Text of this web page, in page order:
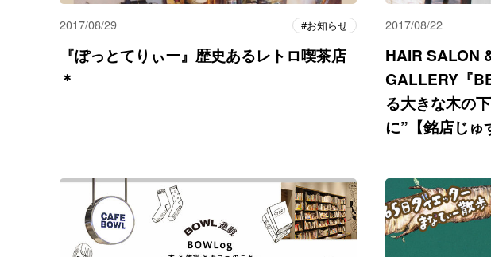
2017/08/29 お知らせ
『ぽっとてりぃー』歴史あるレトロ喫茶店
＊
2017/08/22
HAIR SALON
GALLERY『
る大きな木の
に”【銘店じゅ